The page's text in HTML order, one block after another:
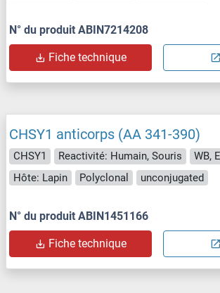
N° du produit ABIN7214208
Fiche technique
CHSY1 anticorps (AA 341-390)
CHSY1 Reactivité: Humain, Souris
WB,
Hôte: Lapin
Polyclonal unconjugated
N° du produit ABIN1451166
Fiche technique